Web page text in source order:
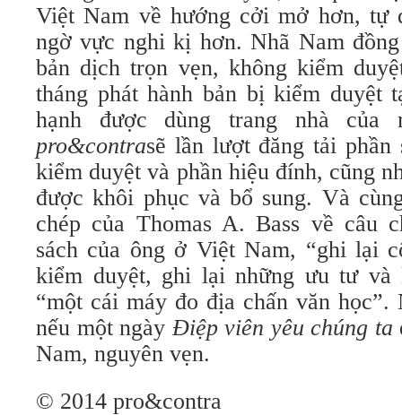
Việt Nam về hướng cởi mở hơn, tự
ngờ vực nghi kị hơn. Nhã Nam
bản dịch trọn vẹn, không kiểm
tháng phát hành bản bị kiểm duyệt
hạnh được dùng trang nhà của
pro&contrasẽ lần lượt đăng tải phần
kiểm duyệt và phần hiệu đính, cũng
được khôi phục và bổ sung. Và
chép của Thomas A. Bass về câu
sách của ông ở Việt Nam, “ghi lại
kiểm duyệt, ghi lại những ưu tư và
“một cái máy đo địa chấn văn
nếu một ngàyĐiệp viên yêu chúng ta
Nam, nguyên vẹn.
© 2014 pro&contra